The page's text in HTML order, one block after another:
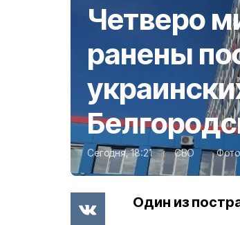
Четверо
ранены
Сегодня, 18:21 СВО
Один из